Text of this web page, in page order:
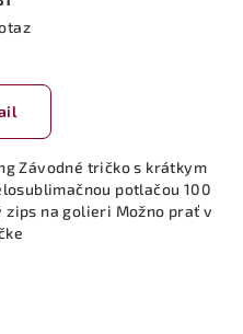
Závodné tričko s krátkym
potlačou 100
na golieri Možno prať v